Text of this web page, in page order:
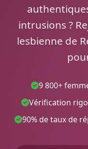
intrusions ?
lesbienne de
9 800+
Vérification
90% de taux de